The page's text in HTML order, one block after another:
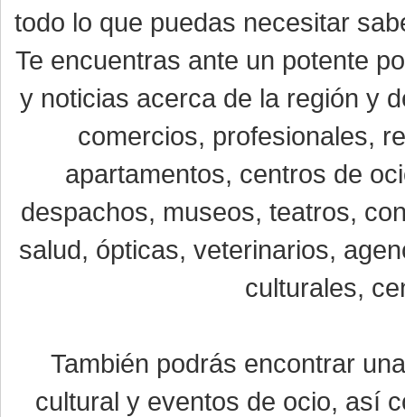
todo lo que puedas necesitar
Te encuentras ante un potente
y noticias acerca de la región y
comercios, profesionales,
apartamentos, centros de
despachos, museos, teatros,
salud, ópticas, veterinarios,
culturales,
También podrás encontrar
cultural y eventos de ocio, así